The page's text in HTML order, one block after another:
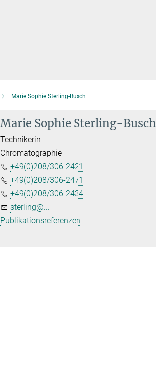
Marie Sophie Sterling-Busch
Marie Sophie Sterling-Busch
Technikerin
Chromatographie
+49(0)208/306-2421
+49(0)208/306-2471
+49(0)208/306-2434
sterling@...
Publikationsreferenzen